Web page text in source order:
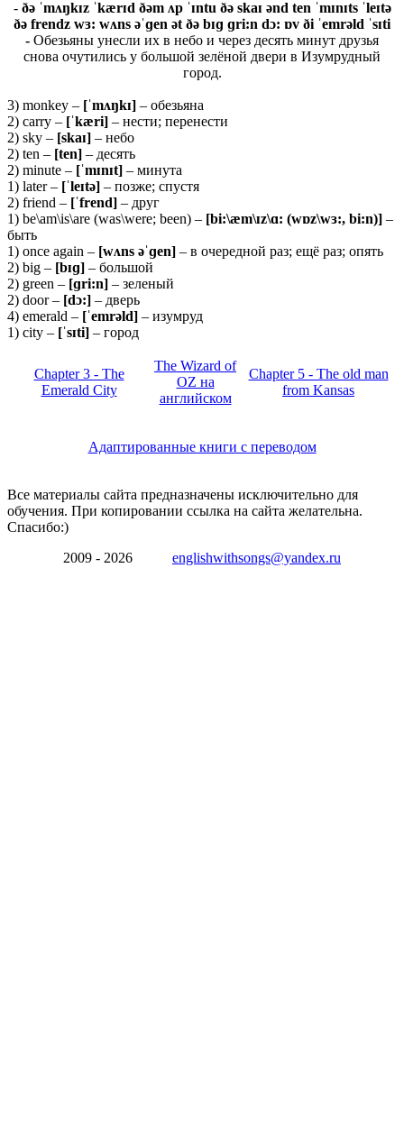
- ðə ˈmʌŋkɪz ˈkærɪd ðəm ʌp ˈɪntu ðə skaɪ ənd ten ˈmɪnɪts ˈleɪtə
ðə frendz wɜ: wʌns əˈɡen ət ðə bɪɡ ɡri:n dɔ: ɒv ði ˈemrəld ˈsɪti
- Обезьяны унесли их в небо и через десять минут друзья
снова очутились у большой зелёной двери в Изумрудный
город.
3) monkey – [ˈmʌŋkɪ] – обезьяна
2) carry – [ˈkæri] – нести; перенести
2) sky – [skaɪ] – небо
2) ten – [ten] – десять
2) minute – [ˈmɪnɪt] – минута
1) later – [ˈleɪtə] – позже; спустя
2) friend – [ˈfrend] – друг
1) be\am\is\are (was\were; been) – [bi:\æm\ɪz\ɑ: (wɒz\wɜ:, bi:n)] –
быть
1) once again – [wʌns əˈɡen] – в очередной раз; ещё раз; опять
2) big – [bɪɡ] – большой
2) green – [ɡri:n] – зеленый
2) door – [dɔ:] – дверь
4) emerald – [ˈemrəld] – изумруд
1) city – [ˈsɪti] – город
Chapter 3 - The
Emerald City
The Wizard of
OZ на
английском
Chapter 5 - The old man
from Kansas
Адаптированные книги с переводом
Все материалы сайта предназначены исключительно для
обучения. При копировании ссылка на сайта желательна.
Спасибо:)
2009 - 2026 englishwithsongs@yandex.ru